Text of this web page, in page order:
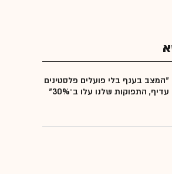
"המצב בענף בלי פועלים פלסטינים
עדיף, התפוקות שלנו עלו ב־30%"